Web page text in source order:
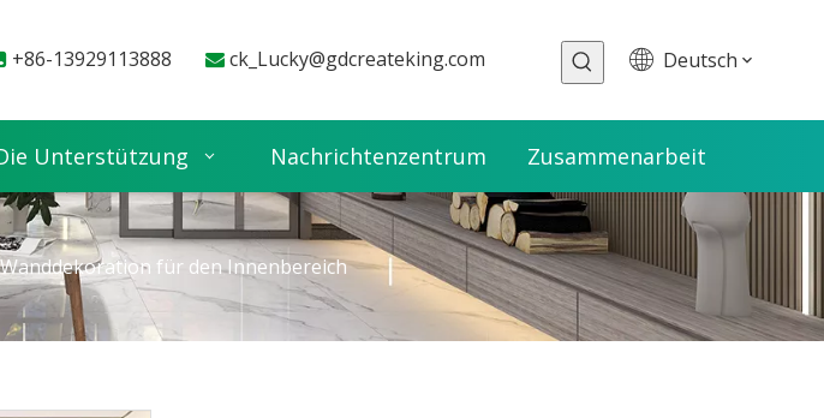
+86-13929113888  ck_Lucky@gdcreateking.com Deutsch
Unterstützung Nachrichtenzentrum Zusammenarbeit
für den Innenbereich